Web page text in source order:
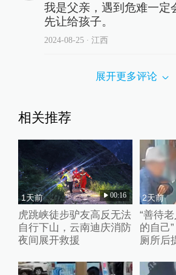
我是父亲，遇到危难一定
先让给孩子。
2024-08-25∙ 江西
展开更多评论
相关推荐
1天前 00:16
虎跳峡徒步驴友高反无法
自行下山，云南迪庆消防
夜间展开救援
2天前
“善待
的自己
厕所后